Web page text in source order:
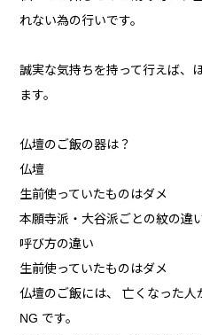
れない為の行いです。
誠実な気持ちを持って行えば、
ます。
仏壇のご飯の器は？
仏壇
生前使っていたものはダメ
本願寺派・大谷派ごとの紋の違
呼び方の違い
生前使っていたものはダメ
仏壇のご飯には、 亡くなった
NG です。